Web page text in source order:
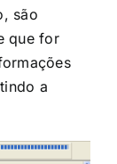
são
que for
a